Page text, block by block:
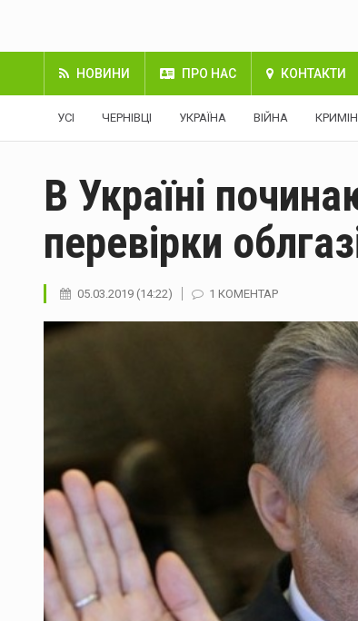
НОВИНИ ПРО НАС КОНТАКТИ
УСІ ЧЕРНІВЦІ УКРАЇНА ВІЙНА
В Україні
перевірки
05.03.2019 (14:22) 1 КОМЕНТАР